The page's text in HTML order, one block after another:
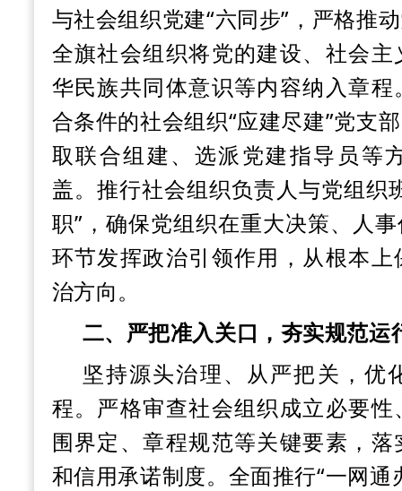
与社会组织党建“六同步”，严格推
全旗社会组织将党的建设、社会
华民族共同体意识等内容纳入章
合条件的社会组织“应建尽建”党支
取联合组建、选派党建指导员等
盖。推行社会组织负责人与党组织
职”，确保党组织在重大决策、人
环节发挥政治引领作用，从根本
治方向。
二、严把准入关口，夯实规范运
坚持源头治理、从严把关，优
程。严格审查社会组织成立必要
围界定、章程规范等关键要素，
和信用承诺制度。全面推行“一网通